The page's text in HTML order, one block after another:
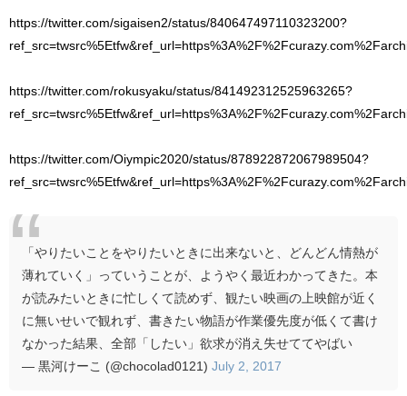
https://twitter.com/sigaisen2/status/840647497110323200?
https://twitter.com/rokusyaku/status/841492312525963265?
https://twitter.com/Oiympic2020/status/878922872067989504?
「やりたいことをやりたいときに出来ないと、どんどん情熱が
薄れていく」っていうことが、ようやく最近わかってきた。本
が読みたいときに忙しくて読めず、観たい映画の上映館が近く
に無いせいで観れず、書きたい物語が作業優先度が低くて書け
なかった結果、全部「したい」欲求が消え失せててやばい
— 黒河けーこ (@chocolad0121) July 2, 2017